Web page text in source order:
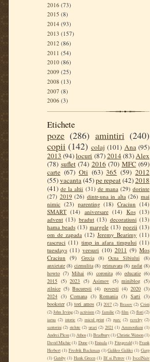
2016 (73)
2015 (8)
2014 (93)
2013 (157)
2012 (86)
2011 (54)
2010 (86)
2009 (25)
2008 (13)
2007 (8)
2006 (3)
Etichete
poze (286) amintiri (240)
copii (142) colaj (101) Ana (95)
2013 (94)locuri (87)2014(83)Alex
(78) suflet (74) 2016 (70) MFC (69)
carte (67) Oti (63) 365 (59) 2012
(55)vacanta(45)pe repeat(42)2018
(41) de la altii (31) de mana (29) dorinte
(27) 2019 (26) dintr-una in alta (26) mai
nimic (23) parenting (18) Craciun (14)
SMART (14) aniversare (14) Kos (13)
advent (13) bradut (13) decoratiuni (13)
hama beads (13) margele (13) poezii (13)
om de zapada (12) Jeremy Bearimy (11)
rascruci (11) timp in afara timpului (11)
tuesdays (11) versuri (10) 2011 (9) Mos
Craciun
(9) Grecia (8) Ocna Sibiului
(8)
anxietate (8) cizmulita (8) primavara (8) rasfat (8)
howto (7) Mihai (6) coronita (6) educatie (6)
2015 (5) 2023 (5) Asimov (5) miniblog (5)
zilnice (5) Bucuresti (4) povesti (4) 2020 (3)
2024 (3) Comana (3) Romania (3) Sarti (3)
bookster (3) tori amos (3) 2017 (2) Brasov (2) Cristi
(2)John Irving (2)activism (2) familie(2)film (2) flori(2)
iarna (2) istorie (2) micul print (2) parc (2) ravelry (2)
santorini (2) stelute (2) urari (2) 2021 (1) Ammouliani (1)
Andrei Plesu(1)Athos(1)Bradbury(1)Christie Watson(1)
David Michie (1) Dune(1)Enisala (1) Fitzgerald(1)Frank
Herbert (1) Fredrik Backman (1) Galileo Galilei (1) Garp
(1) Gatsby (1) Hank Green (1) Ilf si Petrov (1) IvcelNaiv